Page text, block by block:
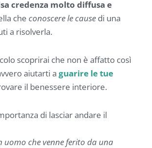
credenza molto diffusa e
che conoscere lecause di una
a risolverla.
scoprirai che non è affatto così
aiutarti a guarire le tue
il benessere interiore.
di lasciar andare il
uomo che venne ferito da una